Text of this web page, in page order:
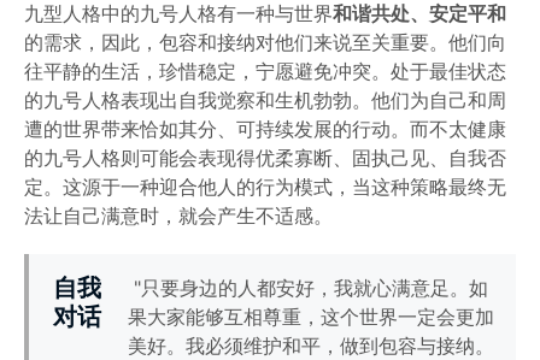
九型人格中的九号人格有一种与世界和谐共处、安定平和
的需求，因此，包容和接纳对他们来说至关重要。他们向
往平静的生活，珍惜稳定，宁愿避免冲突。处于最佳状态
的九号人格表现出自我觉察和生机勃勃。他们为自己和周
遭的世界带来恰如其分、可持续发展的行动。而不太健康
的九号人格则可能会表现得优柔寡断、固执己见、自我否
定。这源于一种迎合他人的行为模式，当这种策略最终无
法让自己满意时，就会产生不适感。
自我
对话
"只要身边的人都安好，我就心满意足。如
果大家能够互相尊重，这个世界一定会更加
美好。我必须维护和平，做到包容与接纳。